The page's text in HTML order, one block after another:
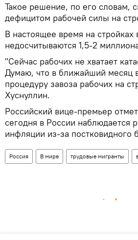
Такое решение, по его словам,
дефицитом рабочей силы на
В настоящее время на стройках
недосчитываются 1,5-2
"Сейчас рабочих не хватает
Думаю, что в ближайший месяц
процедуру завоза рабочих на
Хуснуллин.
Российский вице-премьер
сегодня в России наблюдается
инфляции из-за постковидного
Россия В мире трудовые мигранты